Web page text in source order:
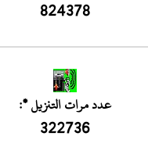
824378
عدد مرات التنزيل *:
322736